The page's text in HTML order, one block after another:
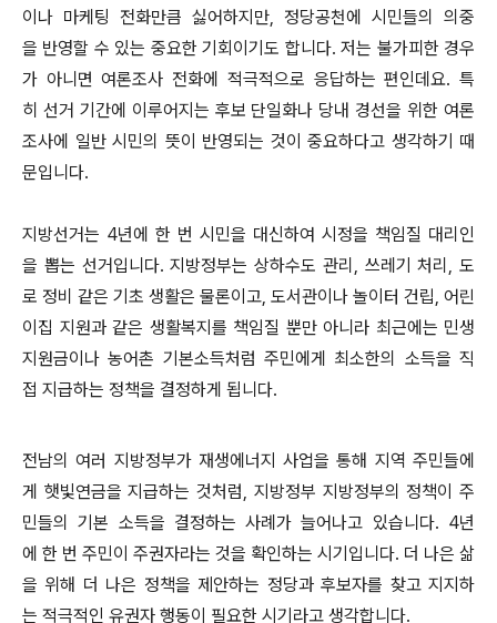
이나 마케팅 전화만큼 싫어하지만, 정당공천에 시민들의 의중
을 반영할 수 있는 중요한 기회이기도 합니다. 저는 불가피한 경우
가 아니면 여론조사 전화에 적극적으로 응답하는 편인데요. 특
히 선거 기간에 이루어지는 후보 단일화나 당내 경선을 위한 여론
조사에 일반 시민의 뜻이 반영되는 것이 중요하다고 생각하기 때
문입니다.
지방선거는 4년에 한 번 시민을 대신하여 시정을 책임질 대리인
을 뽑는 선거입니다. 지방정부는 상하수도 관리, 쓰레기 처리, 도
로 정비 같은 기초 생활은 물론이고, 도서관이나 놀이터 건립, 어린
이집 지원과 같은 생활복지를 책임질 뿐만 아니라 최근에는 민생
지원금이나 농어촌 기본소득처럼 주민에게 최소한의 소득을 직
접 지급하는 정책을 결정하게 됩니다.
전남의 여러 지방정부가 재생에너지 사업을 통해 지역 주민들에
게 햇빛연금을 지급하는 것처럼, 지방정부 지방정부의 정책이 주
민들의 기본 소득을 결정하는 사례가 늘어나고 있습니다. 4년
에 한 번 주민이 주권자라는 것을 확인하는 시기입니다. 더 나은 삶
을 위해 더 나은 정책을 제안하는 정당과 후보자를 찾고 지지하
는 적극적인 유권자 행동이 필요한 시기라고 생각합니다.